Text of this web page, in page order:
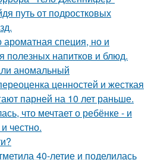
путь от подростковых
ароматная специя, но и
полезных напитков и блюд.
аномальный
ценностей и жесткая
парней на 10 лет раньше.
что мечтает о ребёнке - и
честно.
40-летие и поделилась